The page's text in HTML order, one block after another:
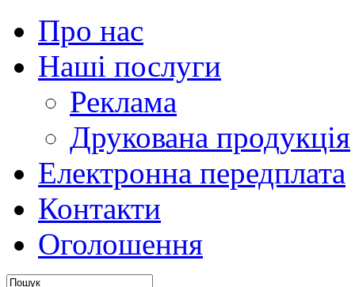
Про нас
Наші послуги
Реклама
Друкована продукція
Електронна передплата
Контакти
Оголошення